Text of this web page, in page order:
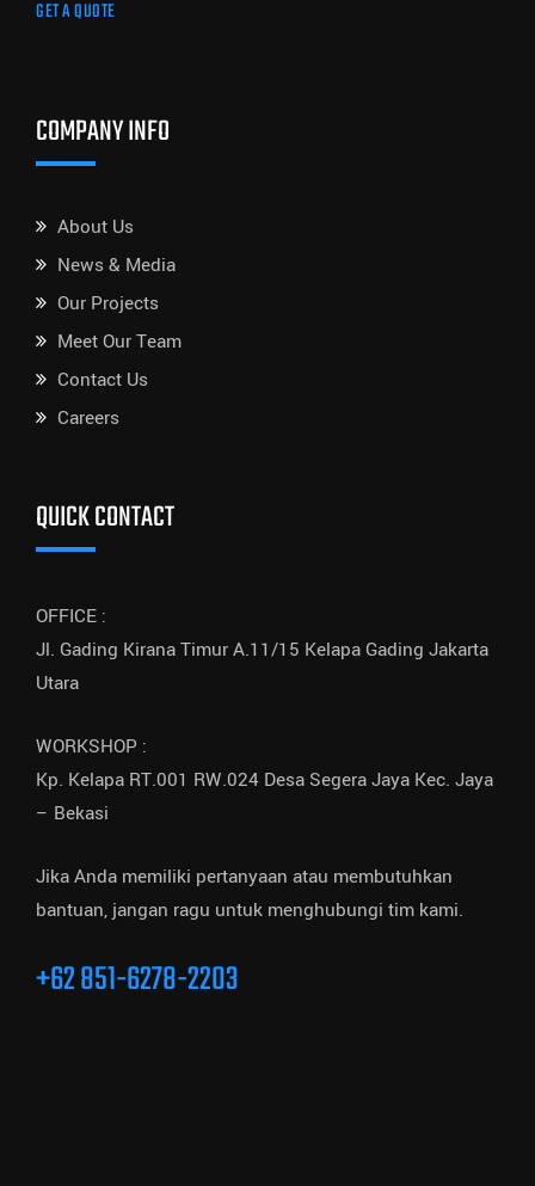
GET A QUOTE
COMPANY INFO
About Us
News & Media
Our Projects
Meet Our Team
Contact Us
Careers
QUICK CONTACT
OFFICE :
Jl. Gading Kirana Timur A.11/15 Kelapa Gading Jakarta
Utara
WORKSHOP :
Kp. Kelapa RT.001 RW.024 Desa Segera Jaya Kec. Jaya
– Bekasi
Jika Anda memiliki pertanyaan atau membutuhkan
bantuan, jangan ragu untuk menghubungi tim kami.
+62 851-6278-2203